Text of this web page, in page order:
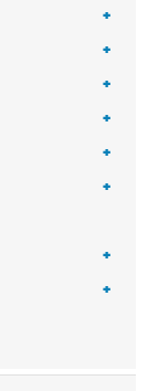
+
+
+
+
+
+
+
+